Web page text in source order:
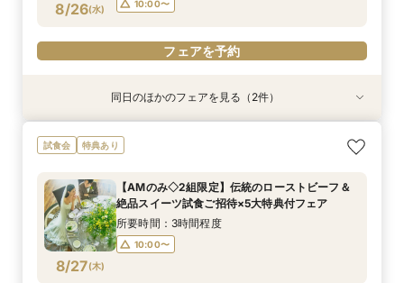
8/26(水) 10:00〜
フェアを予約
特典あり
8/26(水)
【平日だからゆっくり相談】初めての見学も安
心！ホテル自慢のスイーツ×庭園×チャペル見学
10:00〜
13:00〜
16:00〜
特典あり
8/26(水)
【美しき日本の結婚式】本格神殿＆1万坪の庭園
臨む絶景会場×パティスリーSATSUKIスイーツ体
所要時間：2時間程度
16:00〜
同日のほかのフェアを見る（2件）
試食会 特典あり
8/27(木)
【AMのみ◇2組限定】伝統のローストビーフ＆
絶品スイーツ試食ご招待×5大特典付フェア
所要時間：3時間程度
10:00〜